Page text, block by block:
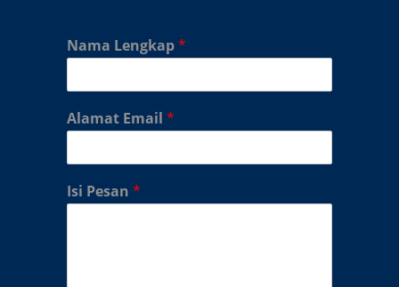
Nama Lengkap*
Alamat Email *
Isi Pesan *